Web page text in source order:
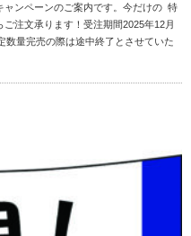
ャンペーンのご案内です。今だけの 特
注文承ります！受注期間2025年12月
数量完売の際は途中終了とさせていた